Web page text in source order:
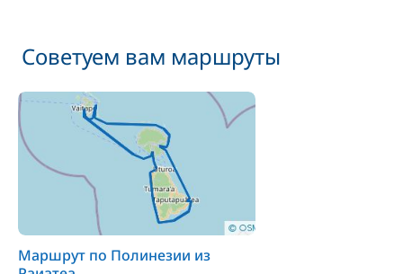
Советуем вам маршруты
Маршрут по Полинезии из